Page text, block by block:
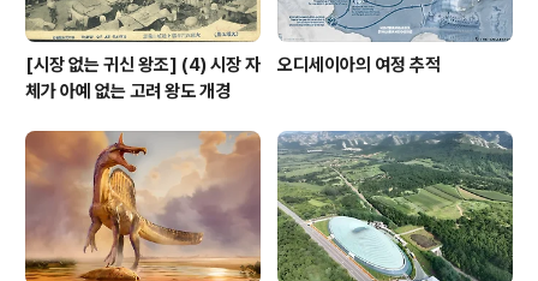
[시장 없는 귀신 왕조] (4) 시장 자
체가 아예 없는 고려 왕도 개경
오디세이아의 여정 추적